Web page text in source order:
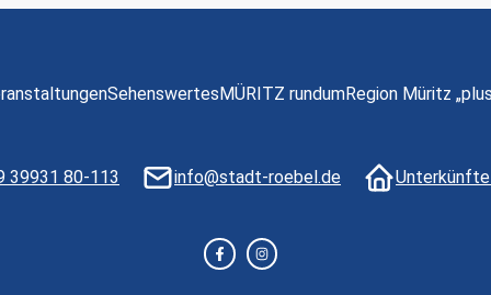
SehenswertesMÜRITZ rundumRegion Müritz
39931 80-113 info@stadt-roebel.de